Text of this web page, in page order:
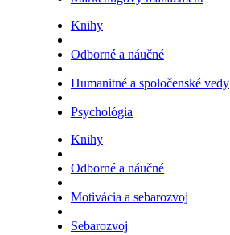
Knihy
Odborné a náučné
Humanitné a spoločenské vedy
Psychológia
Knihy
Odborné a náučné
Motivácia a sebarozvoj
Sebarozvoj